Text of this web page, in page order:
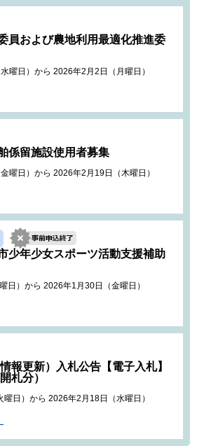
員および農地利用最適化推進委
曜日）から 2026年2月2日（月曜日）
係留施設使用者募集
曜日）から 2026年2月19日（木曜日）
少年少女スポーツ活動支援補助
日）から 2026年1月30日（金曜日）
報更新）入札公告【電子入札】
札分）
日）から 2026年2月18日（水曜日）